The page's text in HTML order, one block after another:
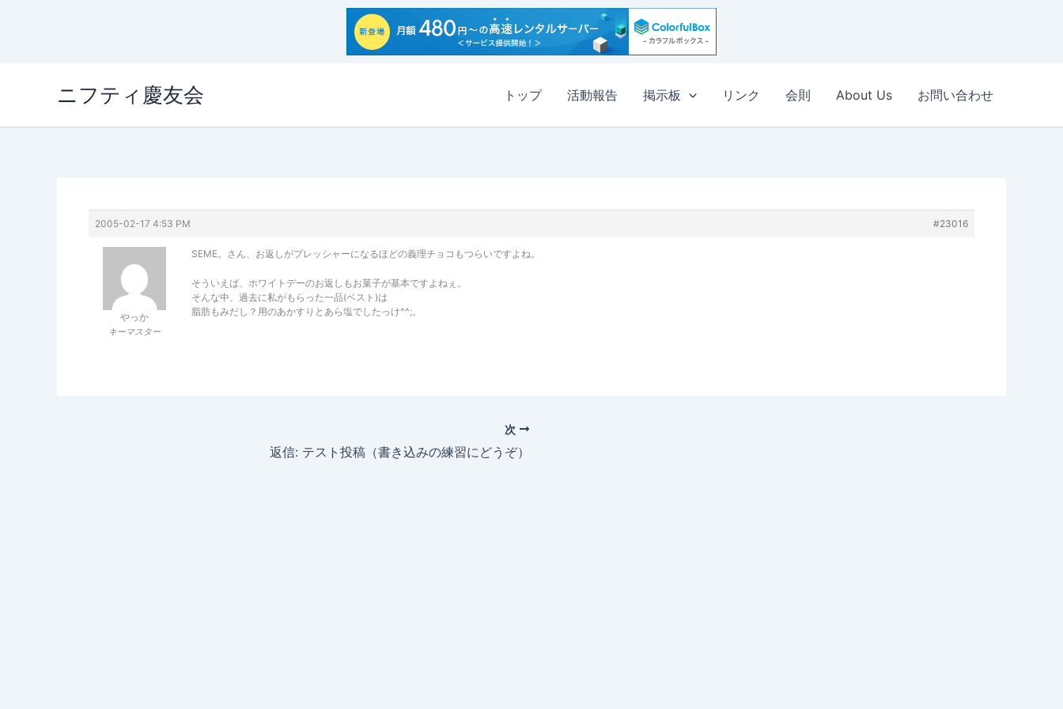
ニフティ慶友会 トップ 活動報告 掲示板 リンク 会則 About Us お問い合わせ
2005-02-17 4:53 PM #23016
やっか
キーマスター
SEME。さん、お返しがプレッシャーになるほどの義理チョコもつらいですよね。
そういえば、ホワイトデーのお返しもお菓子が基本ですよねぇ。
そんな中、過去に私がもらった一品(ベスト)は
脂肪もみだし？用のあかすりとあら塩でしたっけ^^;。
次
返信: テスト投稿（書き込みの練習にどうぞ）